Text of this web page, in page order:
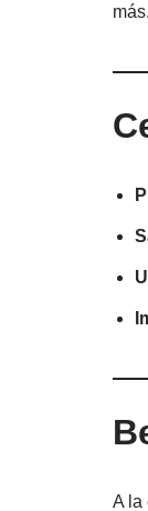
más.
A la